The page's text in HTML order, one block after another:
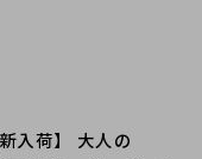
入荷】 大人の